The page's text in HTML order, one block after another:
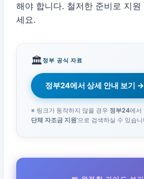
해야 합니다. 철저한 준비로 지
세요.
🏛️정부 공식 자료
정부24에서 상세 안내 보기 →
※ 링크가 동작하지 않을 경우 정부24에서 ‘
단체 자조금 지원‘으로 검색하실 수 있습니